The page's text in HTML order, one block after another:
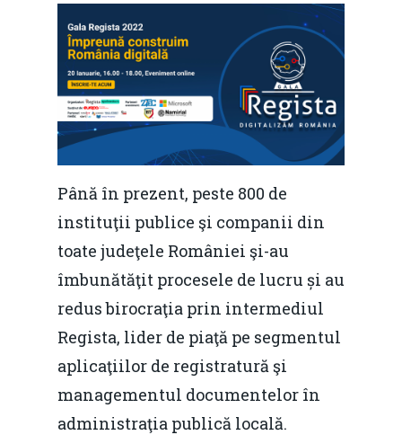
Până în prezent, peste 800 de
instituţii publice şi companii din
toate judeţele României şi-au
îmbunătăţit procesele de lucru și au
redus birocraţia prin intermediul
Regista, lider de piaţă pe segmentul
aplicaţiilor de registratură şi
managementul documentelor în
administraţia publică locală.